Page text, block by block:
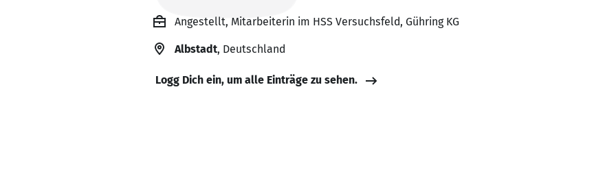
Angestellt, Mitarbeiterin im HSS Versuchsfeld, Gühring KG
Albstadt, Deutschland
Logg Dich ein, um alle Einträge zu sehen.